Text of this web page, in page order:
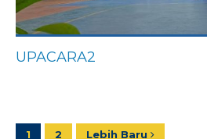
UPACARA2
1 2 Lebih Baru